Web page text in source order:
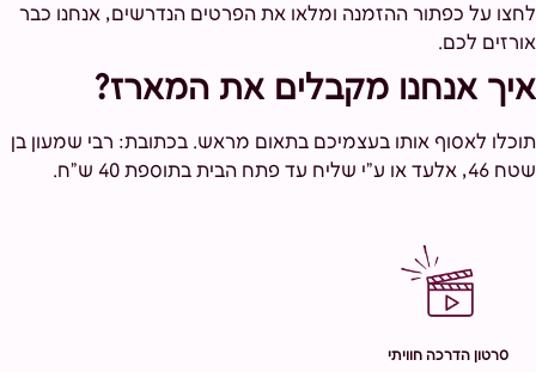
לחצו על כפתור ההזמנה ומלאו את הפרטים הנדרשים, אנחנו כבר
אורזים לכם.
איך אנחנו מקבלים את המארז?
תוכלו לאסוף אותו בעצמיכם בתאום מראש. בכתובת: רבי שמעון בן
שטח 46, אלעד או ע"י שליח עד פתח הבית בתוספת 40 ש"ח.
סרטון הדרכה חוויתי